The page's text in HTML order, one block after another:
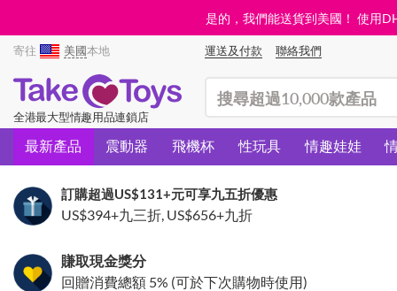
是的，我們能送貨到美國！ 使用
寄往 美國本地 運送及付款 聯絡我們
全港最大型情趣用品連鎖店
最新產品 震動器 飛機杯 性玩具 情趣娃娃
訂購超過US$131+元可享九五折優惠
US$394+九三折, US$656+九折
賺取現金獎分
回贈消費總額 5% (可於下次購物時使用)